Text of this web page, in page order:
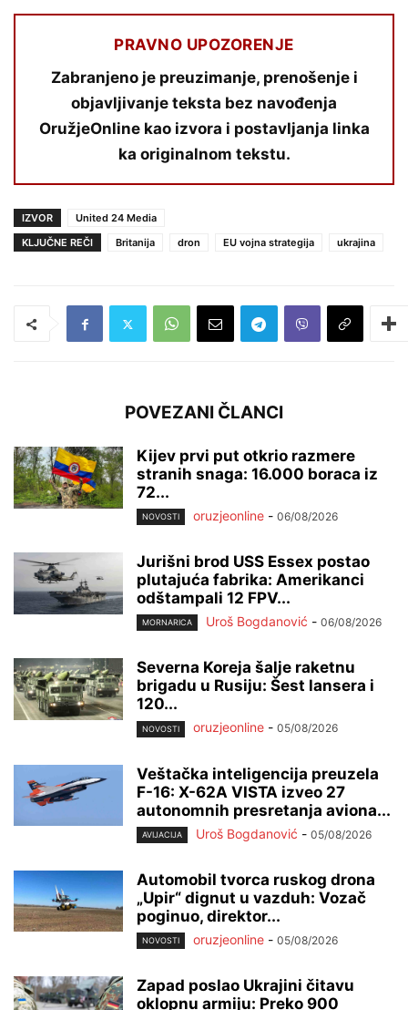
PRAVNO UPOZORENJE
Zabranjeno je preuzimanje, prenošenje i
objavljivanje teksta bez navođenja
OružjeOnline kao izvora i postavljanja linka
ka originalnom tekstu.
IZVOR
United 24 Media
KLJUČNE REČI
Britanija dron EU vojna strategija ukrajina
POVEZANI ČLANCI
Kijev prvi put otkrio razmere
stranih snaga: 16.000 boraca iz
72...
NOVOSTI oruzjeonline - 06/08/2026
Jurišni brod USS Essex postao
plutajuća fabrika: Amerikanci
odštampali 12 FPV...
MORNARICA Uroš Bogdanović - 06/08/2026
Severna Koreja šalje raketnu
brigadu u Rusiju: Šest lansera i
120...
NOVOSTI oruzjeonline - 05/08/2026
Veštačka inteligencija preuzela
F-16: X-62A VISTA izveo 27
autonomnih presretanja aviona...
AVIJACIJA Uroš Bogdanović - 05/08/2026
Automobil tvorca ruskog drona
„Upir“ dignut u vazduh: Vozač
poginuo, direktor...
NOVOSTI oruzjeonline - 05/08/2026
Zapad poslao Ukrajini čitavu
oklopnu armiju: Preko 900